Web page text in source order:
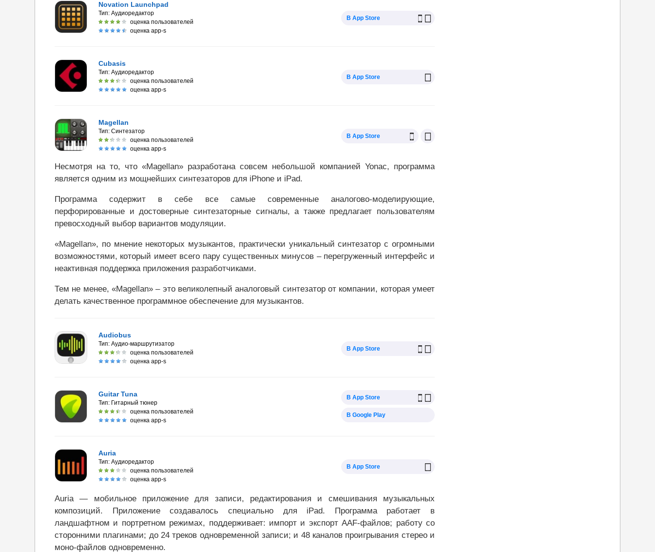
Novation Launchpad
Тип: Аудиоредактор
оценка пользователей
оценка app-s
В App Store
Cubasis
Тип: Аудиоредактор
оценка пользователей
оценка app-s
В App Store
Magellan
Тип: Синтезатор
оценка пользователей
оценка app-s
В App Store
Несмотря на то, что «Magellan» разработана совсем небольшой компанией Yonac, программа
является одним из мощнейших синтезаторов для iPhone и iPad.
Программа содержит в себе все самые современные аналогово-моделирующие,
перфорированные и достоверные синтезаторные сигналы, а также предлагает пользователям
превосходный выбор вариантов модуляции.
«Magellan», по мнение некоторых музыкантов, практически уникальный синтезатор с огромными
возможностями, который имеет всего пару существенных минусов – перегруженный интерфейс и
неактивная поддержка приложения разработчиками.
Тем не менее, «Magellan» – это великолепный аналоговый синтезатор от компании, которая умеет
делать качественное программное обеспечение для музыкантов.
Audiobus
Тип: Аудио-маршрутизатор
оценка пользователей
оценка app-s
В App Store
Guitar Tuna
Тип: Гитарный тюнер
оценка пользователей
оценка app-s
В App Store
В Google Play
Auria
Тип: Аудиоредактор
оценка пользователей
оценка app-s
В App Store
Auria — мобильное приложение для записи, редактирования и смешивания музыкальных
композиций. Приложение создавалось специально для iPad. Программа работает в
ландшафтном и портретном режимах, поддерживает: импорт и экспорт AAF-файлов; работу со
сторонними плагинами; до 24 треков одновременной записи; и 48 каналов проигрывания стерео и
моно-файлов одновременно.